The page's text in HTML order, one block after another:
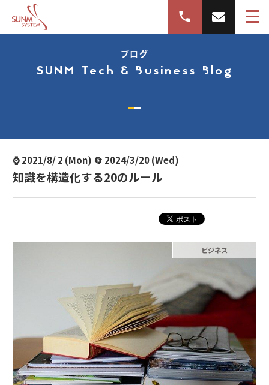
ブログ
SUNM Tech & Business Blog
⌚ 2021/8/ 2 (Mon) 🔄 2024/3/20 (Wed)
知識を構造化する20のルール
ビジネス